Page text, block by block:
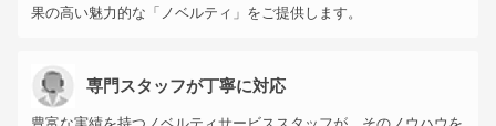
果の高い魅力的な「ノベルティ」をご提供します。
専門スタッフが丁寧に対応